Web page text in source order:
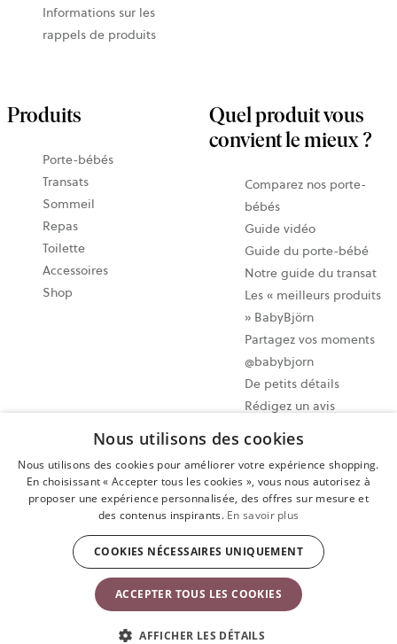
Informations sur les
rappels de produits
Produits
Porte-bébés
Transats
Sommeil
Repas
Toilette
Accessoires
Shop
Quel produit vous
convient le mieux ?
Comparez nos porte-
bébés
Guide vidéo
Guide du porte-bébé
Notre guide du transat
Les « meilleurs produits
» BabyBjörn
Partagez vos moments
@babybjorn
De petits détails
Rédigez un avis
Plan du site
Politique de confidentialité
Conditions d’utilisation
Exercer votre droit de rétractation
Copyright © 2009-2024 BabyBjörn AB. Tous droits réservés.
Nous utilisons des cookies
Nous utilisons des cookies pour améliorer votre expérience shopping.
En choisissant « Accepter tous les cookies », vous nous autorisez à
proposer une expérience personnalisée, des offres sur mesure et
des contenus inspirants. En savoir plus
ACCEPTER TOUS LES COOKIES
COOKIES NÉCESSAIRES UNIQUEMENT
AFFICHER LES DÉTAILS